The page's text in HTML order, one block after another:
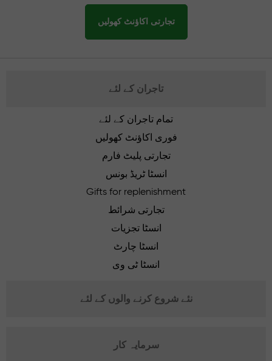
تجارتی اکاؤنٹ کھولیں
تاجران کے لئے
تمام تاجران کے لئے
فوری اکاؤنٹ کھولیں
تجارتی پلیٹ فارم
انسٹا ٹریڈ بونس
Gifts for replenishment
تجارتی شرائط
انسٹا تجزیات
انسٹا چارٹ
انسٹا ٹی وی
نئے شروع کرنے والوں کے لئے
سرمایہ کار